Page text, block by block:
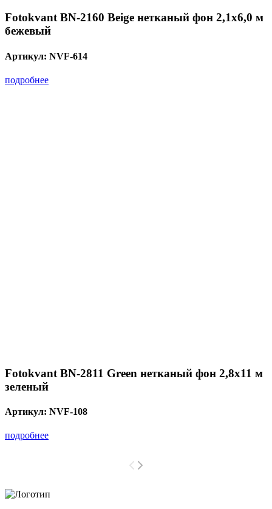
Fotokvant BN-2160 Beige нетканый фон 2,1х6,0 м
бежевый
Артикул: NVF-614
подробнее
Fotokvant BN-2811 Green нетканый фон 2,8х11 м
зеленый
Артикул: NVF-108
подробнее